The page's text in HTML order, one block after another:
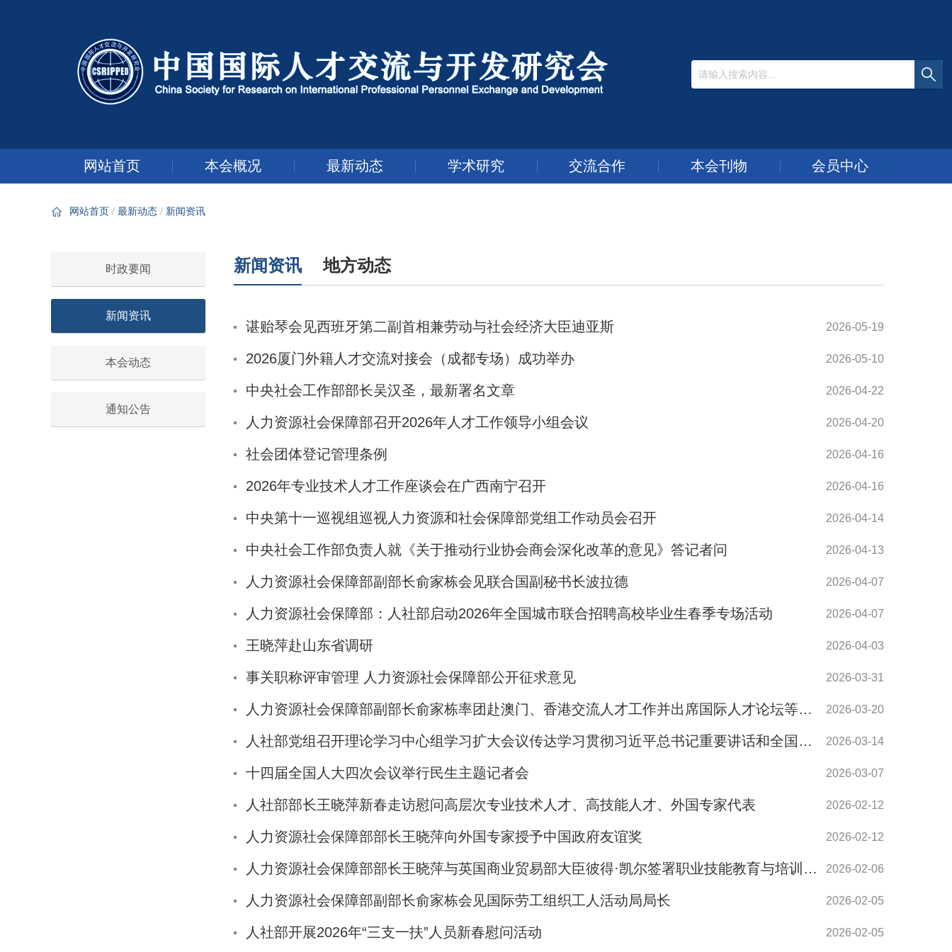
网站首页 本会概况 最新动态 学术研究 交流合作 本会刊物 会员中心
网站首页 最新动态 新闻资讯
时政要闻
新闻资讯
本会动态
通知公告
新闻资讯 地方动态
谌贻琴会见西班牙第二副首相兼劳动与社会经济大臣迪亚斯 2026-05-19
2026厦门外籍人才交流对接会（成都专场）成功举办 2026-05-10
中央社会工作部部长吴汉圣，最新署名文章 2026-04-22
人力资源社会保障部召开2026年人才工作领导小组会议 2026-04-20
社会团体登记管理条例 2026-04-16
2026年专业技术人才工作座谈会在广西南宁召开 2026-04-16
中央第十一巡视组巡视人力资源和社会保障部党组工作动员会召开 2026-04-14
中央社会工作部负责人就《关于推动行业协会商会深化改革的意见》答记者问 2026-04-13
人力资源社会保障部副部长俞家栋会见联合国副秘书长波拉德 2026-04-07
人力资源社会保障部：人社部启动2026年全国城市联合招聘高校毕业生春季专场活动 2026-04-07
王晓萍赴山东省调研 2026-04-03
事关职称评审管理 人力资源社会保障部公开征求意见 2026-03-31
人力资源社会保障部副部长俞家栋率团赴澳门、香港交流人才工作并出席国际人才论坛等活动 2026-03-20
人社部党组召开理论学习中心组学习扩大会议传达学习贯彻习近平总书记重要讲话和全国两会精神 2026-03-14
十四届全国人大四次会议举行民生主题记者会 2026-03-07
人社部部长王晓萍新春走访慰问高层次专业技术人才、高技能人才、外国专家代表 2026-02-12
人力资源社会保障部部长王晓萍向外国专家授予中国政府友谊奖 2026-02-12
人力资源社会保障部部长王晓萍与英国商业贸易部大臣彼得·凯尔签署职业技能教育与培训合作谅解备忘录 2026-02-06
人力资源社会保障部副部长俞家栋会见国际劳工组织工人活动局局长 2026-02-05
人社部开展2026年“三支一扶”人员新春慰问活动 2026-02-05